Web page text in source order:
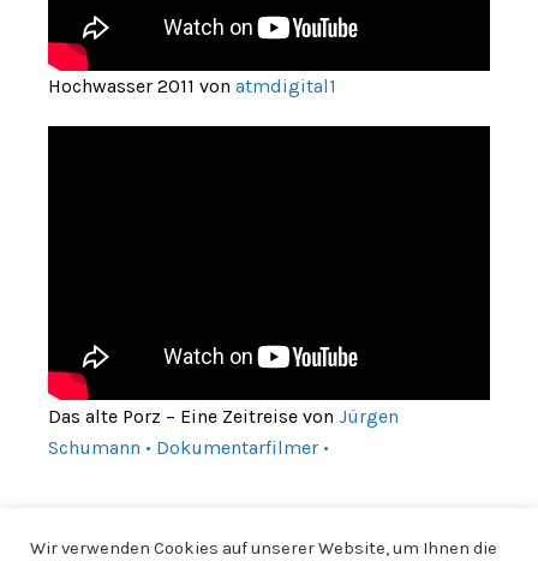
Hochwasser 2011 von atmdigital1
Das alte Porz – Eine Zeitreise von Jürgen
Schumann • Dokumentarfilmer •
Wir verwenden Cookies auf unserer Website, um Ihnen die